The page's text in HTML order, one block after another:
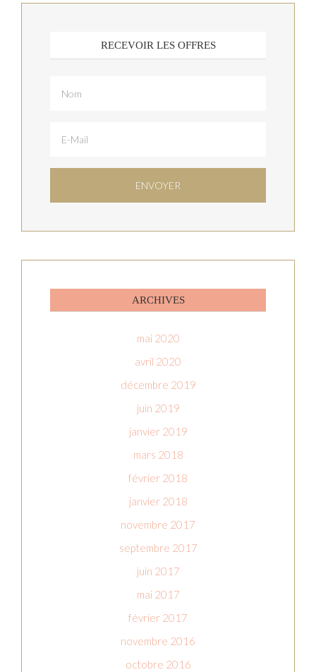
RECEVOIR LES OFFRES
ARCHIVES
mai 2020
avril 2020
décembre 2019
juin 2019
janvier 2019
mars 2018
février 2018
janvier 2018
novembre 2017
septembre 2017
juin 2017
mai 2017
février 2017
novembre 2016
octobre 2016